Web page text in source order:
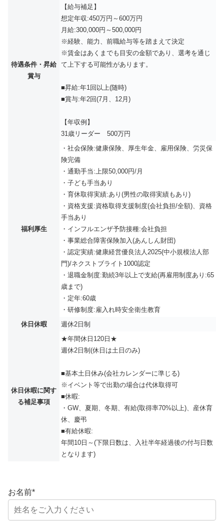
待遇条件・昇給
賞与
【給与補足】
想定年収:450万円～600万円
月給:300,000円～500,000円
※経験、能力、前職給与等を踏まえて決定
※賃金はあくまでも目安の金額であり、選考を通じ
て上下する可能性があります。
■昇給:年1回以上(随時)
■賞与:年2回(7月、12月)
【年収例】
31歳リーダー 500万円
福利厚生
・社会保険:健康保険、厚生年金、雇用保険、労災保
険完備
・通勤手当:上限50,000円/月
・子ども手当あり
・育休取得実績:あり(男性の取得実績もあり)
・資格支援:資格取得支援制度(会社負担/全額)、資格
手当あり
・インフルエンザ予防接種:会社負担
・事業総合障害保険加入(あんしん財団)
・認定実績:健康経営優良法人2025(中小規模法人部
門)/ネクストブライト1000認定
・退職金制度:勤続3年以上で支給(再雇用制度あり:65
歳まで)
・定年:60歳
・研修制度:雇入れ時安全衛生教育
休日休暇
週休2日制
休日休暇に関す
る補足事項
★年間休日120日★
週休2日制(休日は土日のみ)
■基本土日休み(会社カレンダーに準じる)
※イベント等で出勤の場合は代休取得可
■休暇:
・GW、夏期、冬期、有給(取得率70%以上)、産休育
休、慶弔
■有給休暇:
年間10日～(下限日数は、入社半年経過後の付与日数
となります)
お名前*